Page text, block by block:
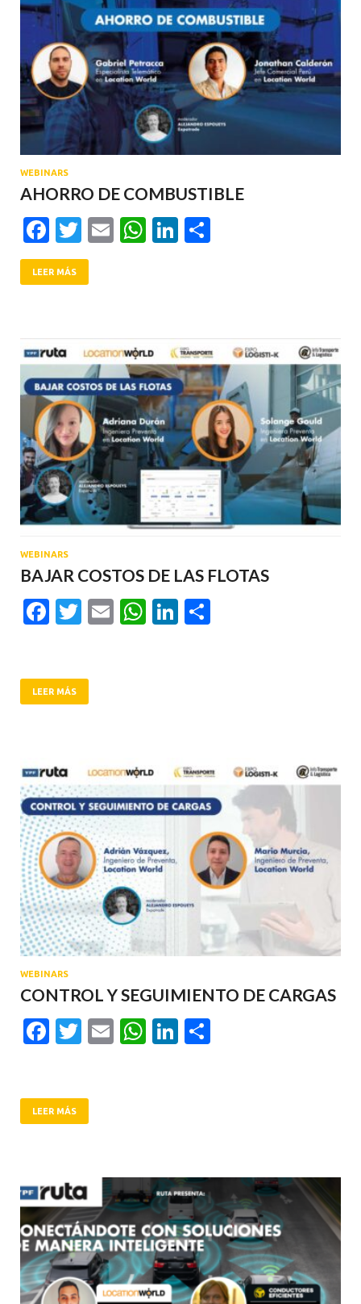
WEBINARS
AHORRO DE COMBUSTIBLE
Facebook
Twitter
EmailWhatsApp
LinkedIn
LEER MÁS
WEBINARS
BAJAR COSTOS DE LAS FLOTAS
Facebook
Twitter
EmailWhatsApp
LinkedIn
LEER MÁS
WEBINARS
CONTROL Y SEGUIMIENTO DE CARGAS
Facebook
Twitter
EmailWhatsApp
LinkedIn
LEER MÁS